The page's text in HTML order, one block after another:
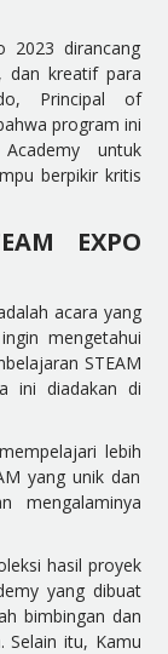
2023 dirancang
dan kreatif para
Principal of
program ini
untuk
berpikir kritis
EXPO
acara yang
mengetahui
STEAM
ini diadakan di
lebih
yang unik dan
mengalaminya
hasil proyek
yang dibuat
bimbingan dan
Selain itu, Kamu